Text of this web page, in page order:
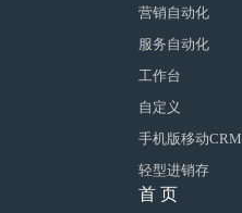
营销自动化
服务自动化
工作台
自定义
手机版移动CRM
轻型进销存
首 页